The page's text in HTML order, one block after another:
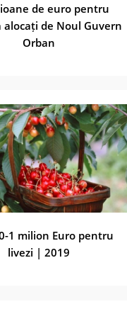
de euro pentru
alocați de Noul Guvern
Orban
1 milion Euro pentru
livezi | 2019